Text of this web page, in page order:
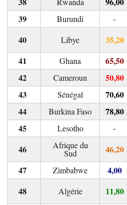
Burundi -
Libye 35,20
Ghana 65,50
Cameroun 50,80
Sénégal 70,60
Burkina Faso 78,80
Lesotho -
Afrique du
Sud 46,20
Zimbabwe 4,00
Algérie 11,80